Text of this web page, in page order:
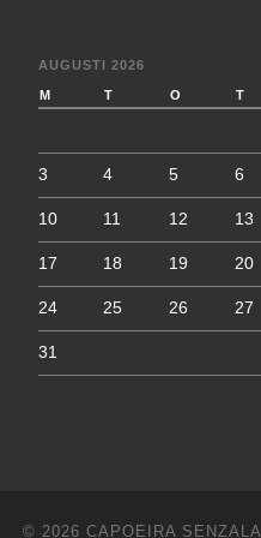
AUGUSTI 2026
M T O T
3 4 5 6
10 11 12 13
17 18 19 20
24 25 26 27
31
© 2026 CAPOEIRA